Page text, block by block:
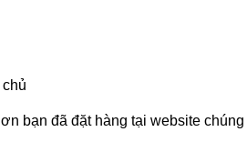
bạn đã đặt hàng tại website